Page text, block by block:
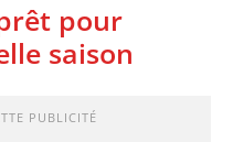
pour
saison
PUBLICITÉ